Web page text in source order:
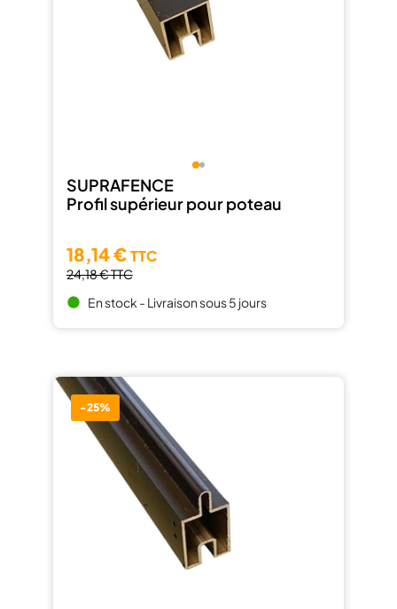
SUPRAFENCE
Profil supérieur pour poteau
18,14 €TTC
24,18 €TTC
brightness_1 En stock - Livraison sous 5 jours
-25%